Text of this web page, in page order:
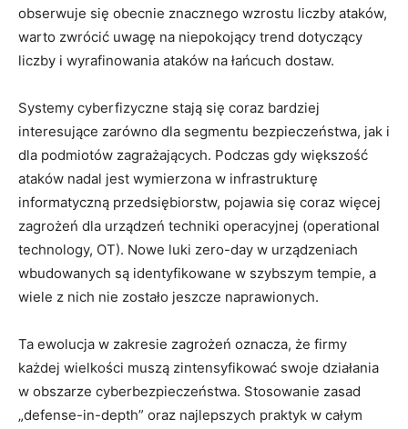
obserwuje się obecnie znacznego wzrostu liczby ataków,
warto zwrócić uwagę na niepokojący trend dotyczący
liczby i wyrafinowania ataków na łańcuch dostaw.
Systemy cyberfizyczne stają się coraz bardziej
interesujące zarówno dla segmentu bezpieczeństwa, jak i
dla podmiotów zagrażających. Podczas gdy większość
ataków nadal jest wymierzona w infrastrukturę
informatyczną przedsiębiorstw, pojawia się coraz więcej
zagrożeń dla urządzeń techniki operacyjnej (operational
technology, OT). Nowe luki zero-day w urządzeniach
wbudowanych są identyfikowane w szybszym tempie, a
wiele z nich nie zostało jeszcze naprawionych.
Ta ewolucja w zakresie zagrożeń oznacza, że firmy
każdej wielkości muszą zintensyfikować swoje działania
w obszarze cyberbezpieczeństwa. Stosowanie zasad
„defense-in-depth” oraz najlepszych praktyk w całym